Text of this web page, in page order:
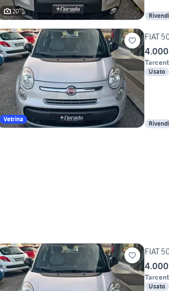
20
Vetrina
FIAT
Usato
FIAT
Usato